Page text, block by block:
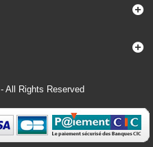
- All Rights Reserved